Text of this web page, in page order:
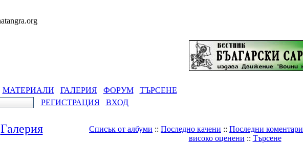
МАТЕРИАЛИ ГАЛЕРИЯ ФОРУМ
ТЪРСЕНЕ
РЕГИСТРАЦИЯ
ВХОД
Галерия Списък от албуми :: Последно качени :: Последни коментари
високо оценени :: Търсене